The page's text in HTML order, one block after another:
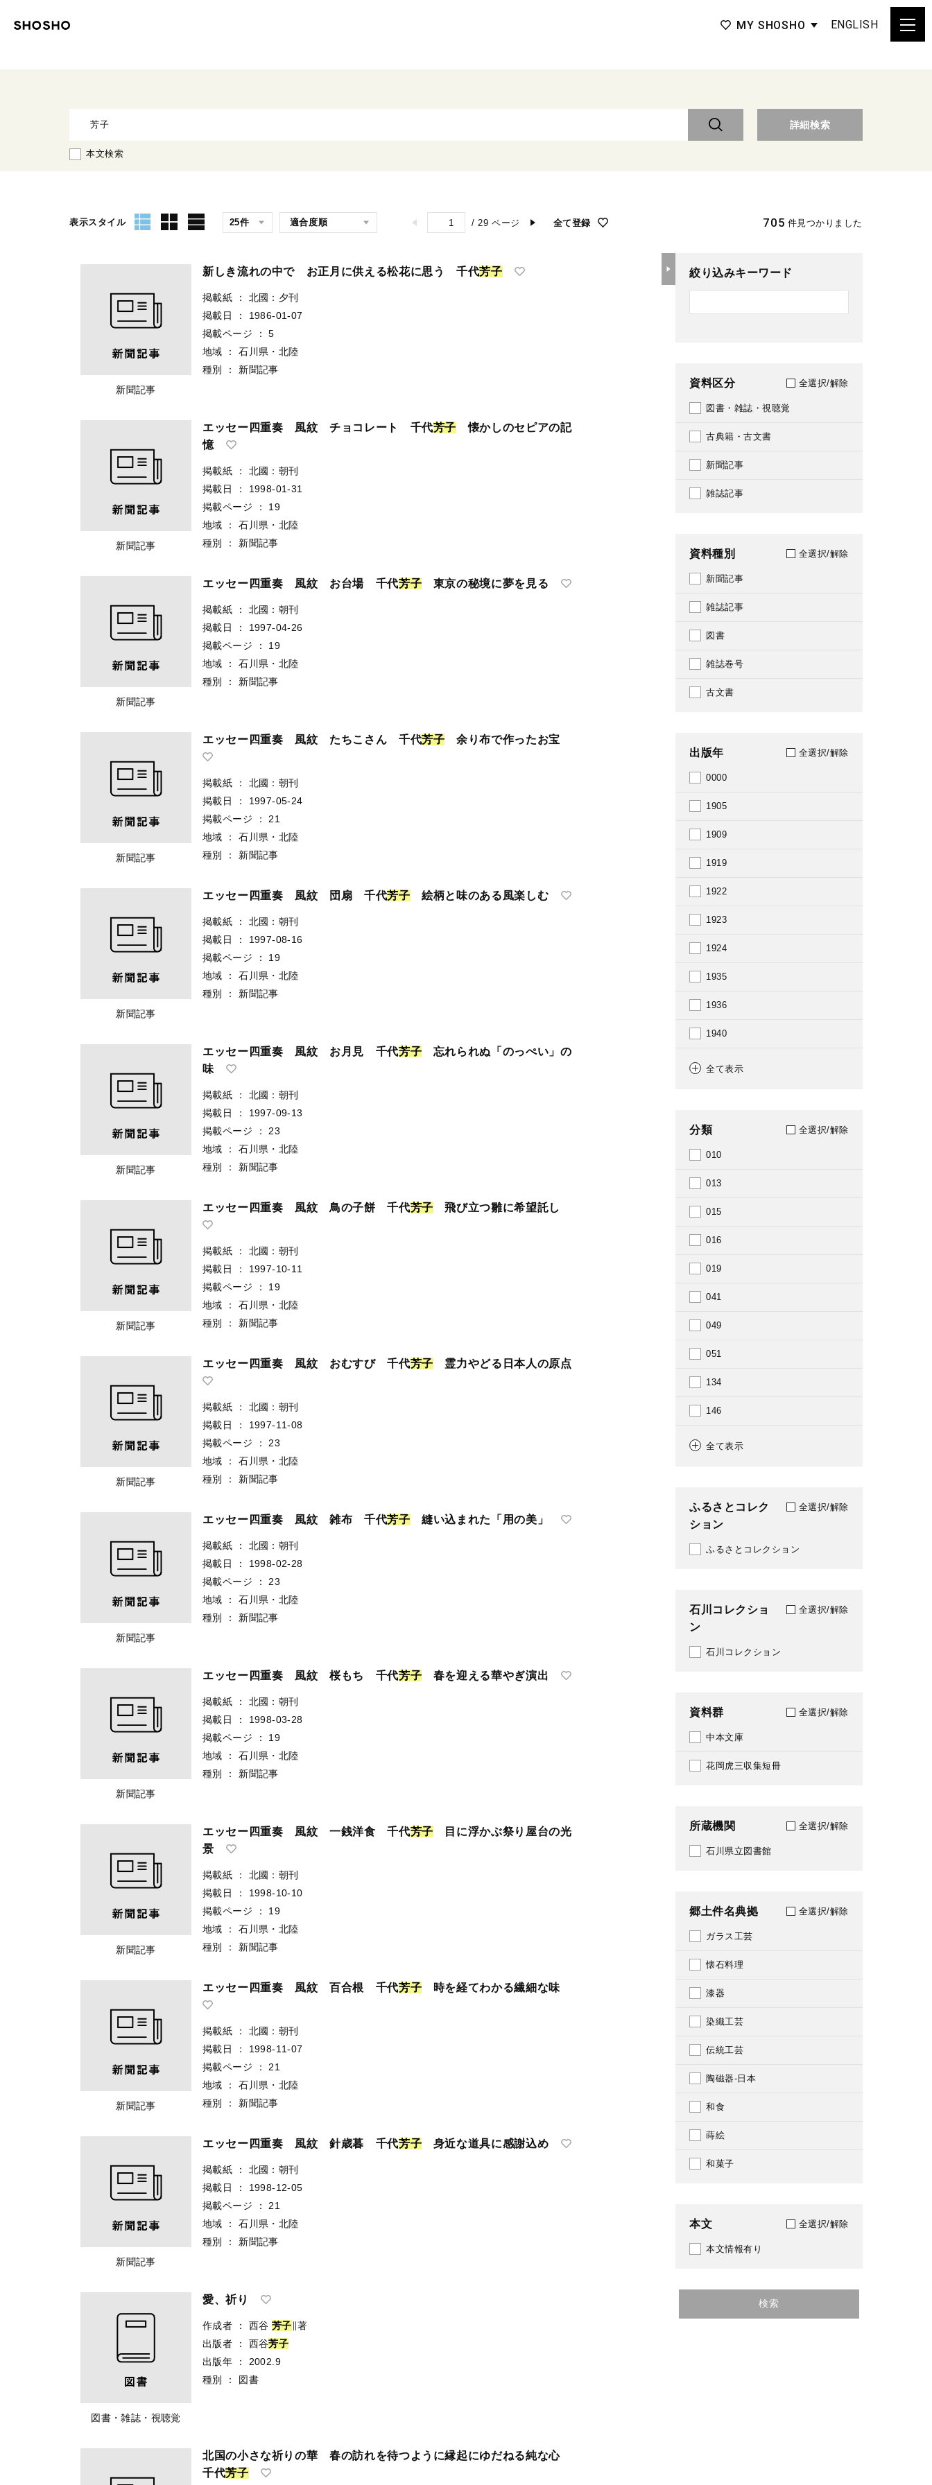
MY SHOSHO ENGLISH
詳細検索
本文検索
表示スタイル / 29 ページ 全て登録 705 件見つかりました
新聞記事
新しき流れの中で お正月に供える松花に思う 千代芳子
掲載紙 ：
北國：夕刊
掲載日
：
1986-01-07
掲載ページ
：
5
地域
：
石川県・北陸
種別
： 新聞記事
新聞記事
エッセー四重奏 風紋 チョコレート 千代芳子 懐かしのセピアの記
憶
掲載紙 ：
北國：朝刊
掲載日
：
1998-01-31
掲載ページ
：
19
地域
：
石川県・北陸
種別
： 新聞記事
新聞記事
エッセー四重奏 風紋 お台場 千代芳子 東京の秘境に夢を見る
掲載紙 ：
北國：朝刊
掲載日
：
1997-04-26
掲載ページ
：
19
地域
：
石川県・北陸
種別
： 新聞記事
新聞記事
エッセー四重奏 風紋 たちこさん 千代芳子 余り布で作ったお宝
掲載紙 ：
北國：朝刊
掲載日
：
1997-05-24
掲載ページ
：
21
地域
：
石川県・北陸
種別
： 新聞記事
新聞記事
エッセー四重奏 風紋 団扇 千代芳子 絵柄と味のある風楽しむ
掲載紙 ：
北國：朝刊
掲載日
：
1997-08-16
掲載ページ
：
19
地域
：
石川県・北陸
種別
： 新聞記事
新聞記事
エッセー四重奏 風紋 お月見 千代芳子 忘れられぬ「のっぺい」の
味
掲載紙 ：
北國：朝刊
掲載日
：
1997-09-13
掲載ページ
：
23
地域
：
石川県・北陸
種別
： 新聞記事
新聞記事
エッセー四重奏 風紋 鳥の子餅 千代芳子 飛び立つ雛に希望託し
掲載紙 ：
北國：朝刊
掲載日
：
1997-10-11
掲載ページ
：
19
地域
：
石川県・北陸
種別
： 新聞記事
新聞記事
エッセー四重奏 風紋 おむすび 千代芳子 霊力やどる日本人の原点
掲載紙 ：
北國：朝刊
掲載日
：
1997-11-08
掲載ページ
：
23
地域
：
石川県・北陸
種別
： 新聞記事
新聞記事
エッセー四重奏 風紋 雑布 千代芳子 縫い込まれた「用の美」
掲載紙 ：
北國：朝刊
掲載日
：
1998-02-28
掲載ページ
：
23
地域
：
石川県・北陸
種別
： 新聞記事
新聞記事
エッセー四重奏 風紋 桜もち 千代芳子 春を迎える華やぎ演出
掲載紙 ：
北國：朝刊
掲載日
：
1998-03-28
掲載ページ
：
19
地域
：
石川県・北陸
種別
： 新聞記事
新聞記事
エッセー四重奏 風紋 一銭洋食 千代芳子 目に浮かぶ祭り屋台の光
景
掲載紙 ：
北國：朝刊
掲載日
：
1998-10-10
掲載ページ
：
19
地域
：
石川県・北陸
種別
： 新聞記事
新聞記事
エッセー四重奏 風紋 百合根 千代芳子 時を経てわかる繊細な味
掲載紙 ：
北國：朝刊
掲載日
：
1998-11-07
掲載ページ
：
21
地域
：
石川県・北陸
種別
： 新聞記事
新聞記事
エッセー四重奏 風紋 針歳暮 千代芳子 身近な道具に感謝込め
掲載紙 ：
北國：朝刊
掲載日
：
1998-12-05
掲載ページ
：
21
地域
：
石川県・北陸
種別
： 新聞記事
図書・雑誌・視聴覚
愛、祈り
作成者 ： 西谷 芳子∥著
出版者
： 西谷芳子
出版年
：
2002.9
種別
： 図書
北国の小さな祈りの華 春の訪れを待つように縁起にゆだねる純な心
千代芳子
絞り込みキーワード
資料区分 全選択/解除
図書・雑誌・視聴覚
古典籍・古文書
新聞記事
雑誌記事
資料種別 全選択/解除
新聞記事
雑誌記事
図書
雑誌巻号
古文書
出版年 全選択/解除
0000
1905
1909
1919
1922
1923
1924
1935
1936
1940
1941
1966
1968
1971
1973
1974
1975
1977
1978
1980
1981
1982
1983
1984
1985
1986
1987
1988
1989
1991
1992
全て表示
分類 全選択/解除
010
013
015
016
019
041
049
051
134
146
159
202
210
216
378
379
全て表示
ふるさとコレク
ション
全選択/解除
ふるさとコレクション
石川コレクショ
ン
全選択/解除
石川コレクション
資料群 全選択/解除
中本文庫
花岡虎三収集短冊
所蔵機関 全選択/解除
石川県立図書館
郷土件名典拠 全選択/解除
ガラス工芸
懐石料理
漆器
染織工芸
伝統工芸
陶磁器-日本
和食
蒔絵
和菓子
本文 全選択/解除
本文情報有り
検索